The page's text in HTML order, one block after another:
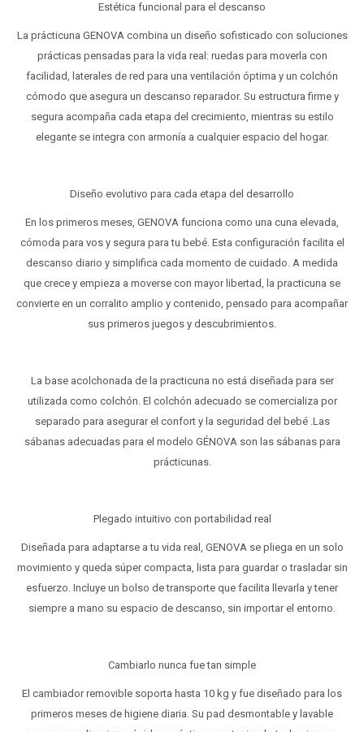
Estética funcional para el descanso
La prácticuna GENOVA combina un diseño sofisticado con soluciones
prácticas pensadas para la vida real: ruedas para moverla con
facilidad, laterales de red para una ventilación óptima y un colchón
cómodo que asegura un descanso reparador. Su estructura firme y
segura acompaña cada etapa del crecimiento, mientras su estilo
elegante se integra con armonía a cualquier espacio del hogar.
Diseño evolutivo para cada etapa del desarrollo
En los primeros meses, GENOVA funciona como una cuna elevada,
cómoda para vos y segura para tu bebé. Esta configuración facilita el
descanso diario y simplifica cada momento de cuidado. A medida
que crece y empieza a moverse con mayor libertad, la practicuna se
convierte en un corralito amplio y contenido, pensado para acompañar
sus primeros juegos y descubrimientos.
La base acolchonada de la practicuna no está diseñada para ser
utilizada como colchón. El colchón adecuado se comercializa por
separado para asegurar el confort y la seguridad del bebé .Las
sábanas adecuadas para el modelo GÉNOVA son las sábanas para
prácticunas.
Plegado intuitivo con portabilidad real
Diseñada para adaptarse a tu vida real, GENOVA se pliega en un solo
movimiento y queda súper compacta, lista para guardar o trasladar sin
esfuerzo. Incluye un bolso de transporte que facilita llevarla y tener
siempre a mano su espacio de descanso, sin importar el entorno.
Cambiarlo nunca fue tan simple
El cambiador removible soporta hasta 10 kg y fue diseñado para los
primeros meses de higiene diaria. Su pad desmontable y lavable